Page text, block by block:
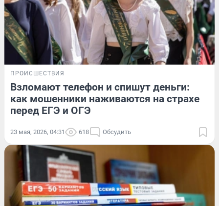
ПРОИСШЕСТВИЯ
Взломают телефон и спишут деньги:
как мошенники наживаются на страхе
перед ЕГЭ и ОГЭ
23 мая, 2026, 04:31 618 Обсудить